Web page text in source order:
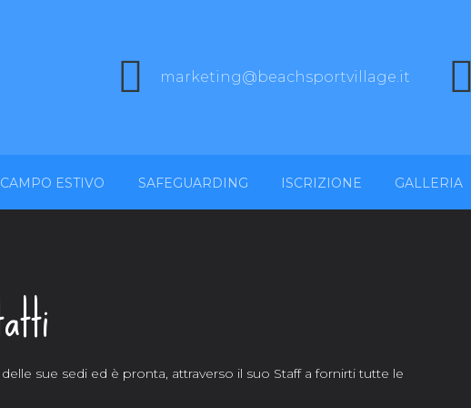
marketing@beachsportvillage.it
CAMPO ESTIVO SAFEGUARDING ISCRIZIONE GALLERIA
sue sedi ed è pronta, attraverso il suo Staff a fornirti tutte le